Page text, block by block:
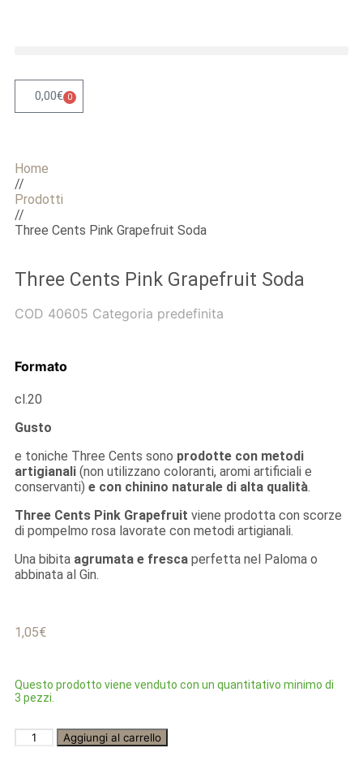
0,00€ 0
Home
//
Prodotti
//
Three Cents Pink Grapefruit Soda
Three Cents Pink Grapefruit Soda
COD 40605 Categoria predefinita
Formato
cl.20
Gusto
e toniche Three Cents sono prodotte con metodi
artigianali (non utilizzano coloranti, aromi artificiali e
conservanti) e con chinino naturale di alta qualità.
Three Cents Pink Grapefruit viene prodotta con scorze
di pompelmo rosa lavorate con metodi artigianali.
Una bibita agrumata e fresca perfetta nel Paloma o
abbinata al Gin.
1,05€
Questo prodotto viene venduto con un quantitativo minimo di
3 pezzi.
Aggiungi al carrello